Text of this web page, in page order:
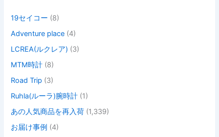
19セイコー (8)
Adventure place (4)
LCREA(ルクレア) (3)
MTM時計 (8)
Road Trip (3)
Ruhla(ルーラ)腕時計 (1)
あの人気商品を再入荷 (1,339)
お届け事例 (4)